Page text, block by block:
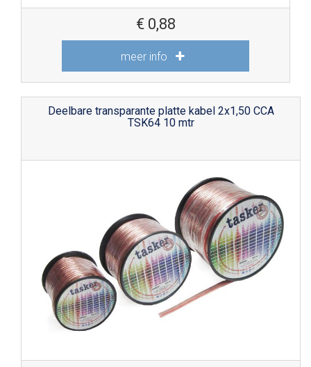
€ 0,88
meer info
Deelbare transparante platte kabel 2x1,50 CCA
TSK64 10 mtr